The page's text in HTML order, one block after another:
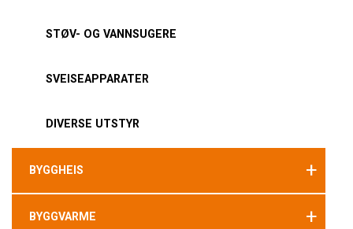
STØV- OG VANNSUGERE
SVEISEAPPARATER
DIVERSE UTSTYR
BYGGHEIS +
BYGGVARME +